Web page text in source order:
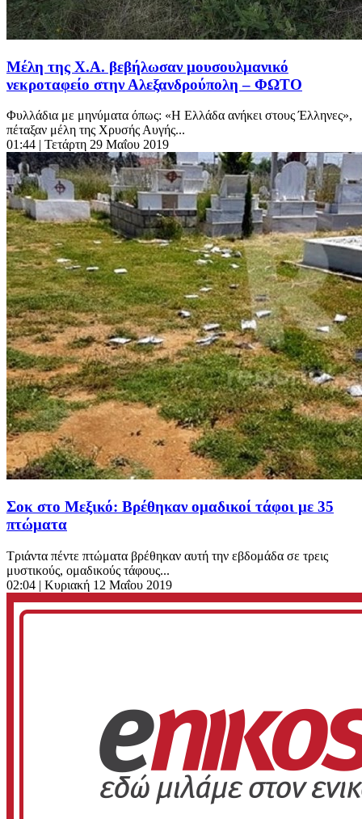
Μέλη της Χ.Α. βεβήλωσαν μουσουλμανικό
νεκροταφείο στην Αλεξανδρούπολη – ΦΩΤΟ
Φυλλάδια με μηνύματα όπως: «Η Ελλάδα ανήκει στους Έλληνες»,
πέταξαν μέλη της Χρυσής Αυγής...
01:44 | Τετάρτη 29 Μαΐου 2019
Σοκ στο Μεξικό: Βρέθηκαν ομαδικοί τάφοι με 35
πτώματα
Τριάντα πέντε πτώματα βρέθηκαν αυτή την εβδομάδα σε τρεις
μυστικούς, ομαδικούς τάφους...
02:04 | Κυριακή 12 Μαΐου 2019